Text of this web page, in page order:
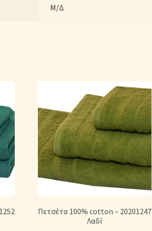
Μ/Δ
Πετσέτα 100% cotton – 20201247
Λαδί